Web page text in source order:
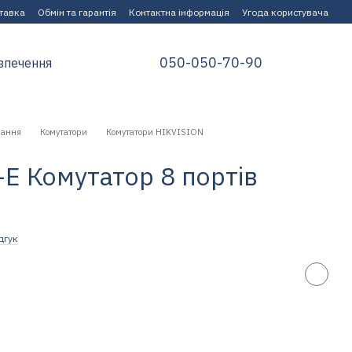
Обмін та гарантія Контактна інформація Угода користувача
050-050-70-90
Комутатори Комутатори HIKVISION
Комутатор 8 портів